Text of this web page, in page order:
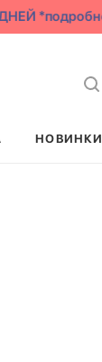
*подробнее
НОВИНКИ